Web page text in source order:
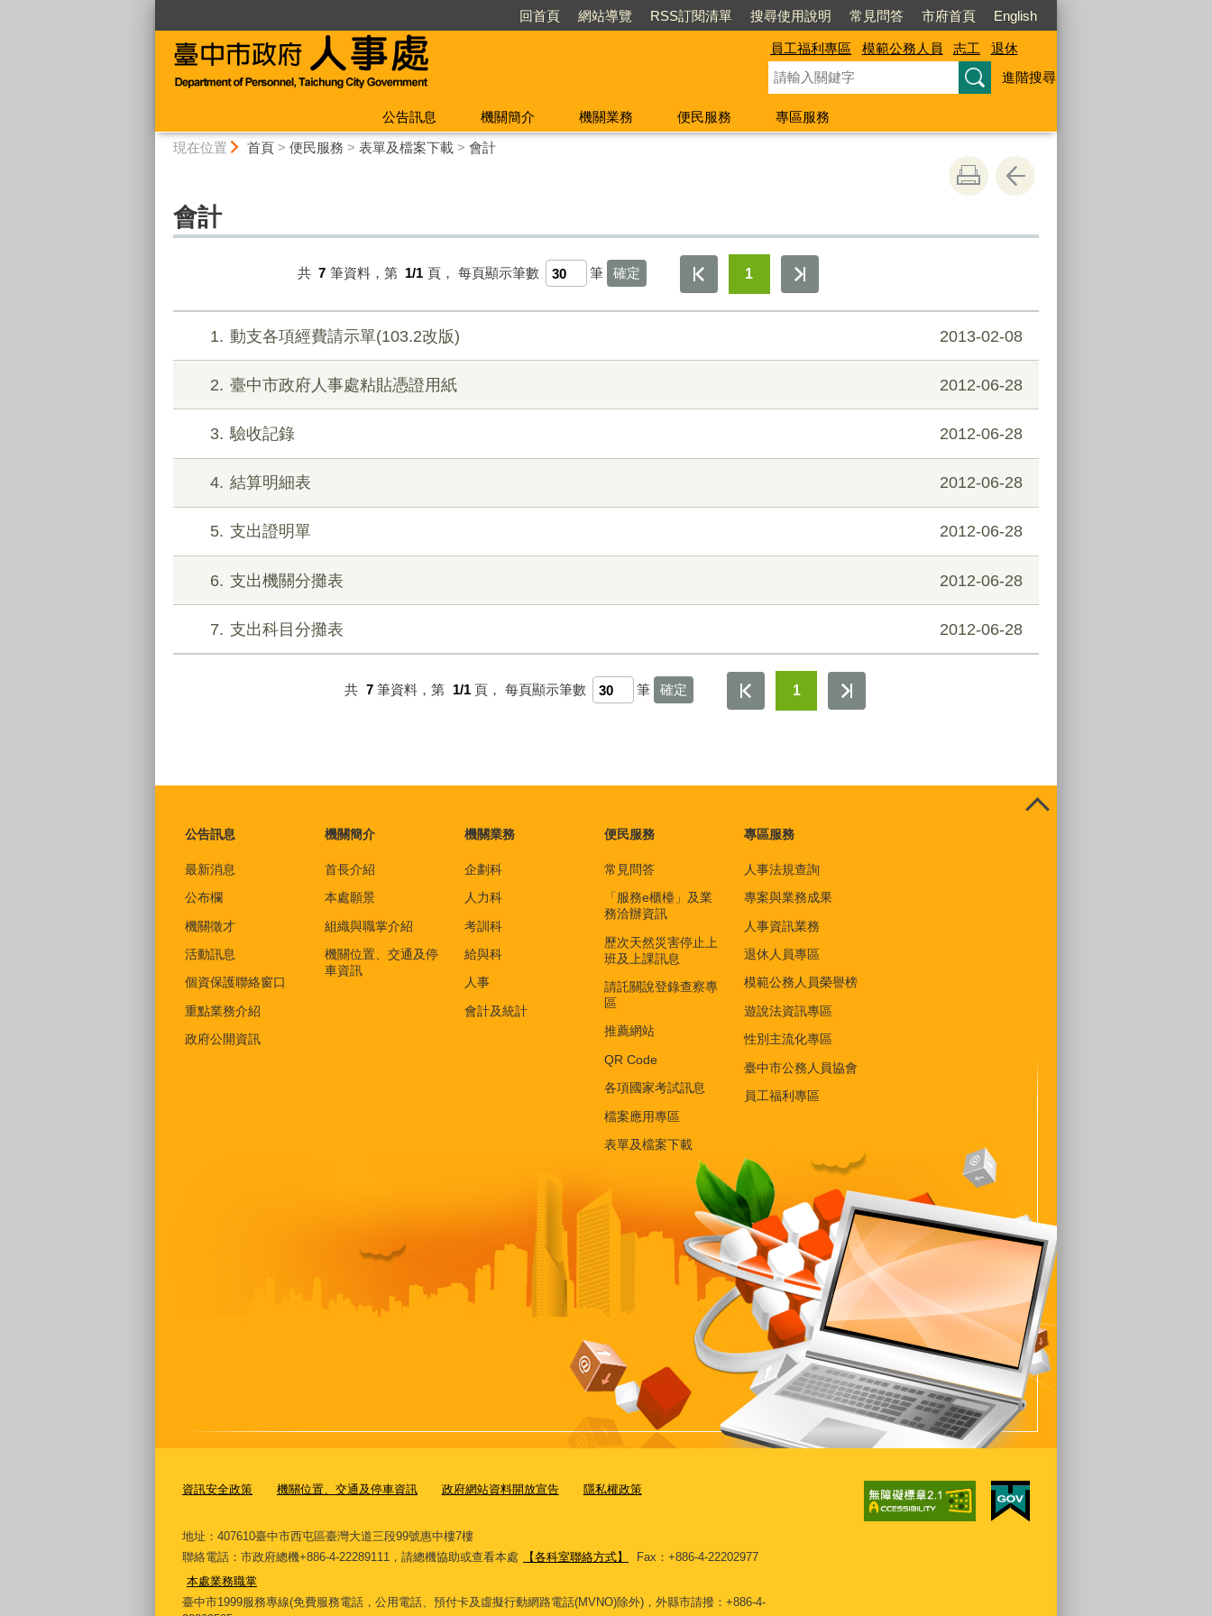
回首頁 網站導覽 RSS訂閱清單 搜尋使用說明 常見問答 市府首頁 English
員工福利專區 模範公務人員 志工
退休
進階搜尋
公告訊息 機關簡介 機關業務 便民服務
專區服務
現在位置 首頁> 便民服務 > 表單及檔案下載> 會計
會計
共 7 筆資料，第 1/1 頁， 每頁顯示筆數 筆 1
1 動支各項經費請示單(103.2改版) 2013-02-08
2 臺中市政府人事處粘貼憑證用紙 2012-06-28
3 驗收記錄 2012-06-28
4 結算明細表 2012-06-28
5 支出證明單 2012-06-28
6 支出機關分攤表 2012-06-28
7 支出科目分攤表 2012-06-28
共 7 筆資料，第 1/1 頁， 每頁顯示筆數 筆 1
公告訊息
最新消息
公布欄
機關徵才
活動訊息
個資保護聯絡窗口
重點業務介紹
政府公開資訊
機關簡介
首長介紹
本處願景
組織與職掌介紹
機關位置、交通及停
車資訊
機關業務
企劃科
人力科
考訓科
給與科
人事
會計及統計
便民服務
常見問答
「服務e櫃檯」及業
務洽辦資訊
歷次天然災害停止上
班及上課訊息
請託關說登錄查察專
區
推薦網站
QR Code
各項國家考試訊息
檔案應用專區
表單及檔案下載
專區服務
人事法規查詢
專案與業務成果
人事資訊業務
退休人員專區
模範公務人員榮譽榜
遊說法資訊專區
性別主流化專區
臺中市公務人員協會
員工福利專區
資訊安全政策 機關位置、交通及停車資訊 政府網站資料開放宣告 隱私權政策
地址：407610臺中市西屯區臺灣大道三段99號惠中樓7樓
聯絡電話：市政府總機+886-4-22289111，請總機協助或查看本處
【各科室聯絡方式】
Fax：+886-4-22202977
本處業務職掌
臺中市1999服務專線(免費服務電話，公用電話、預付卡及虛擬行動網路電話(MVNO)除外)，外縣市請撥：+886-4-